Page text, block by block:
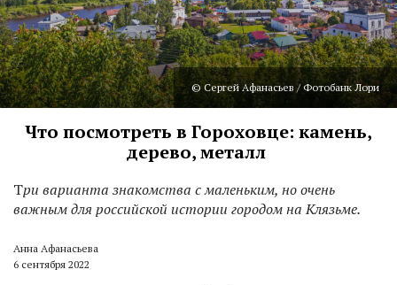
© Сергей Афанасьев / Фотобанк Лори
Что посмотреть в Гороховце: камень,
дерево, металл
Три варианта знакомства с маленьким, но очень
важным для российской истории городом на Клязьме.
Анна Афанасьева
6 сентября 2022